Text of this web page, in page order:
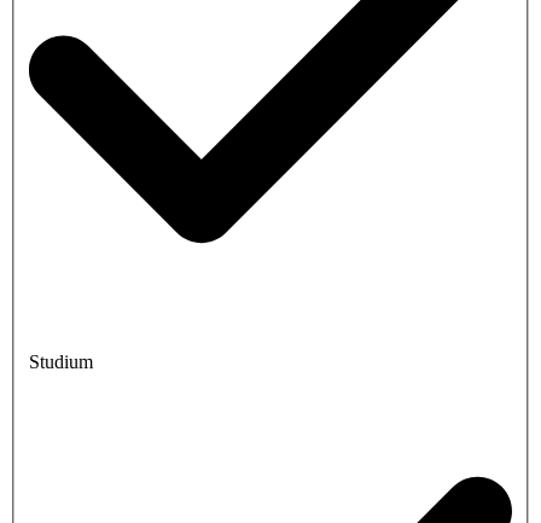
Studium